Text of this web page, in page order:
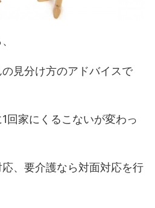
見分け方のアドバイスで
回家にくるこないが変わっ
、要介護なら対面対応を行